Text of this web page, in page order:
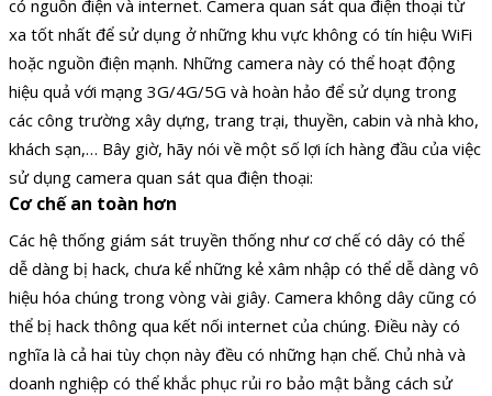
có nguồn điện và internet. Camera quan sát qua điện thoại từ
xa tốt nhất để sử dụng ở những khu vực không có tín hiệu WiFi
hoặc nguồn điện mạnh. Những camera này có thể hoạt động
hiệu quả với mạng 3G/4G/5G và hoàn hảo để sử dụng trong
các công trường xây dựng, trang trại, thuyền, cabin và nhà kho,
khách sạn,… Bây giờ, hãy nói về một số lợi ích hàng đầu của việc
sử dụng camera quan sát qua điện thoại:
Cơ chế an toàn hơn
Các hệ thống giám sát truyền thống như cơ chế có dây có thể
dễ dàng bị hack, chưa kể những kẻ xâm nhập có thể dễ dàng vô
hiệu hóa chúng trong vòng vài giây. Camera không dây cũng có
thể bị hack thông qua kết nối internet của chúng. Điều này có
nghĩa là cả hai tùy chọn này đều có những hạn chế. Chủ nhà và
doanh nghiệp có thể khắc phục rủi ro bảo mật bằng cách sử